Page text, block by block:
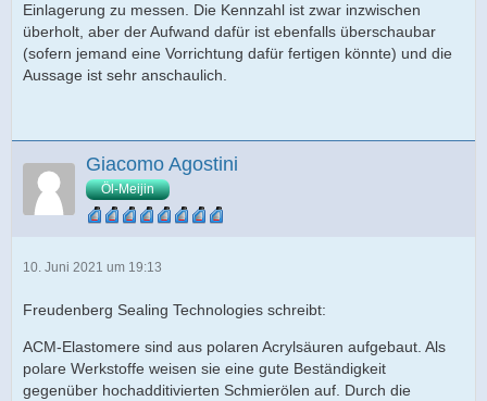
Einlagerung zu messen. Die Kennzahl ist zwar inzwischen
überholt, aber der Aufwand dafür ist ebenfalls überschaubar
(sofern jemand eine Vorrichtung dafür fertigen könnte) und die
Aussage ist sehr anschaulich.
Giacomo Agostini
Öl-Meijin
10. Juni 2021 um 19:13
Freudenberg Sealing Technologies schreibt:
ACM-Elastomere sind aus polaren Acrylsäuren aufgebaut. Als
polare Werkstoffe weisen sie eine gute Beständigkeit
gegenüber hochadditivierten Schmierölen auf. Durch die